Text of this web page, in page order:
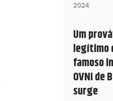
2024
Um
legítimo
famoso
OVNI de
surge